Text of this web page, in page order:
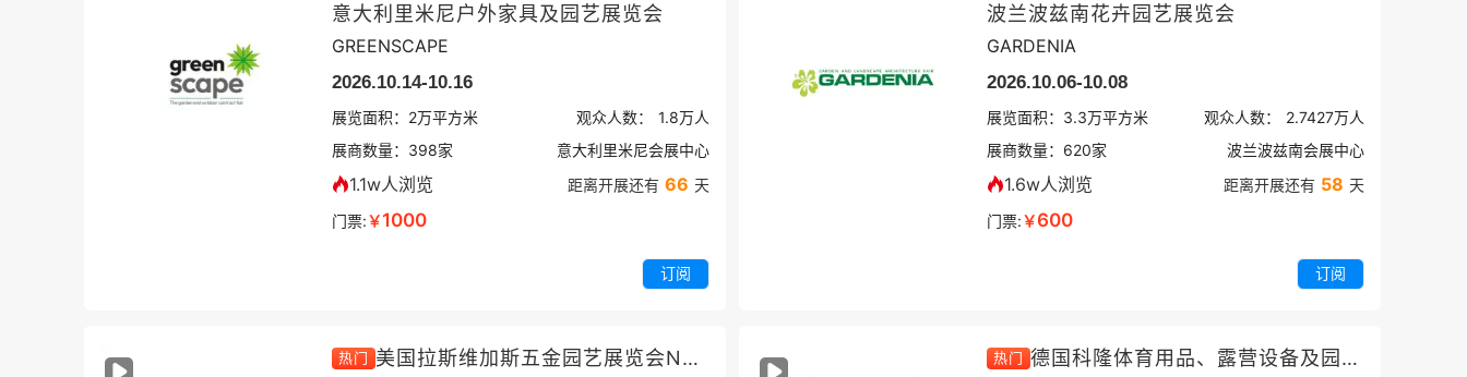
意大利里米尼户外家具及园艺展览会
GREENSCAPE
2026.10.14-10.16
展览面积： 2万平方米 观众人数： 1.8万人
展商数量： 398家 意大利里米尼会展中心
1.1w人浏览 距离开展还有 66 天
门票:￥1000
订阅
波兰波兹南花卉园艺展览会
GARDENIA
2026.10.06-10.08
展览面积： 3.3万平方米 观众人数： 2.7427万人
展商数量： 620家 波兰波兹南会展中心
1.6w人浏览 距离开展还有 58 天
门票:￥600
订阅
热门 美国拉斯维加斯五金园艺展览会NHS 热门 德国科隆体育用品、露营设备及园林园艺展览会